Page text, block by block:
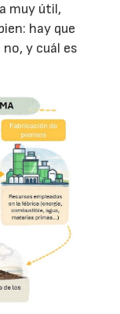
muy útil,
hay que
y cuál es